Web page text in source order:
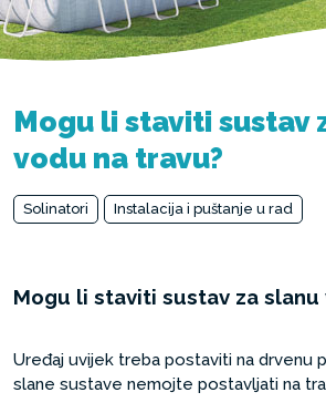
Mogu li staviti sustav
vodu na travu?
Solinatori Instalacija i puštanje u rad
Mogu li staviti sustav za slanu
Uređaj uvijek treba postaviti na drvenu
slane sustave nemojte postavljati na